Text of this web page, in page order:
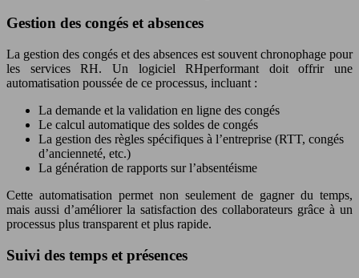
Gestion des congés et absences
La gestion des congés et des absences est souvent chronophage pour
les services RH. Un logiciel RHperformant doit offrir une
automatisation poussée de ce processus, incluant :
La demande et la validation en ligne des congés
Le calcul automatique des soldes de congés
La gestion des règles spécifiques à l’entreprise (RTT, congés
d’ancienneté, etc.)
La génération de rapports sur l’absentéisme
Cette automatisation permet non seulement de gagner du temps,
mais aussi d’améliorer la satisfaction des collaborateurs grâce à un
processus plus transparent et plus rapide.
Suivi des temps et présences